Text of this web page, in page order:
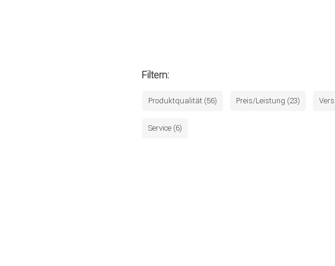
Filtern:
Produktqualität (56) Preis/Leistung (23)
Service (6)